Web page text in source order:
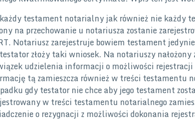
testament notarialny jak również nie każdy
na przechowanie u notariusza zostanie
Notariusz zarejestruje bowiem testament
złoży taki wniosek. Na notariuszy nałożony
udzielenia informacji o możliwości
tą zamieszcza również w treści testamentu
gdy testator nie chce aby jego testament
w treści testamentu notarialnego
o rezygnacji z możliwości dokonania